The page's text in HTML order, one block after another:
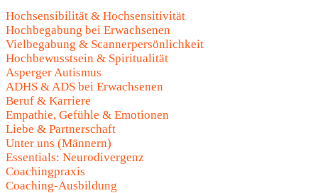
Hochsensibilität & Hochsensitivität
Hochbegabung bei Erwachsenen
Vielbegabung & Scannerpersönlichkeit
Hochbewusstsein & Spiritualität
Asperger Autismus
ADHS & ADS bei Erwachsenen
Beruf & Karriere
Empathie, Gefühle & Emotionen
Liebe & Partnerschaft
Unter uns (Männern)
Essentials: Neurodivergenz
Coachingpraxis
Coaching-Ausbildung